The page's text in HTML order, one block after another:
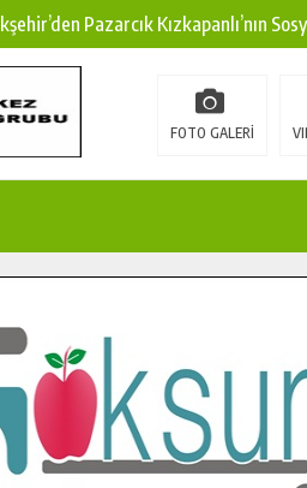
Pazarcık Kızkapanlı’nın
Pazarcık Kırsalına Modern
KSÜ’ye Uluslararası Başarı:
Komutanı Karakaya’dan
Yeni Köprüsünde Sona Doğru.
FOTO GALERİ